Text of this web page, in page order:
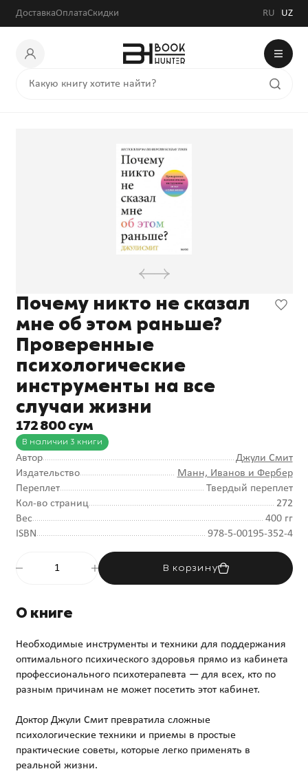
ДоставкаОплатаСкидки RU UZ
Почему никто не сказал
мне об этом раньше?
Проверенные
психологические
инструменты на все
случаи жизни
172 800 сум
В наличии 3 книги
Автор
Джули Смит
Издательство
Манн, Иванов и Фербер
Переплет
Твердый переплет
Кол-во страниц
272
Вес
400 гг
ISBN
978-5-00195-352-4
В корзину
О книге
Необходимые инструменты и техники для поддержания
оптимального психического здоровья прямо из кабинета
профессионального психотерапевта — для всех, кто по
разным причинам не может посетить этот кабинет.
Доктор Джули Смит превратила сложные
психологические техники и приемы в простые
практические советы, которые легко применять в
реальной жизни.